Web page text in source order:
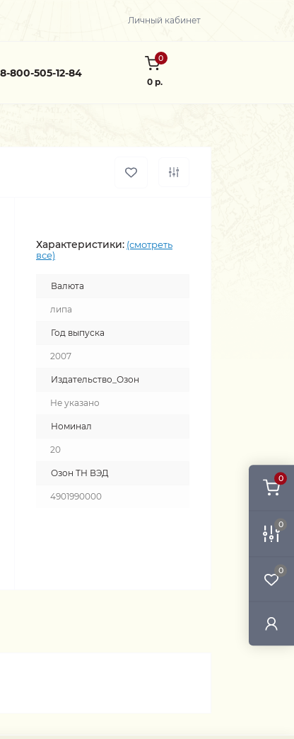
0
0
0
Личный кабинет
8-800-505-12-84
0
0 р.
Характеристики: (смотреть
все)
Валюта
липа
Год выпуска
2007
Издательство_Озон
Не указано
Номинал
20
Озон ТН ВЭД
4901990000